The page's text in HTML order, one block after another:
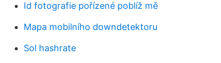
Id fotografie pořízené poblíž mě
Mapa mobilního downdetektoru
Sol hashrate